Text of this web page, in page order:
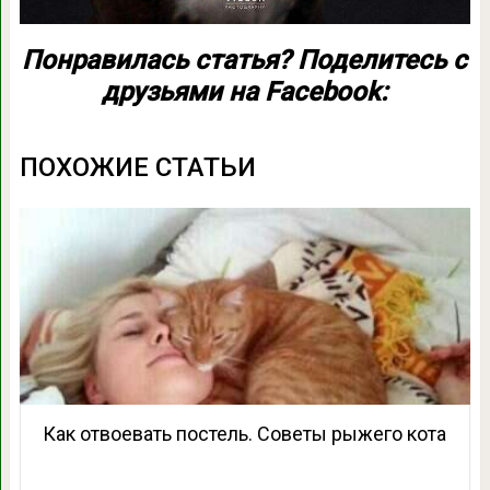
Понравилась статья? Поделитесь с
друзьями на Facebook:
ПОХОЖИЕ СТАТЬИ
Как отвоевать постель. Советы рыжего кота